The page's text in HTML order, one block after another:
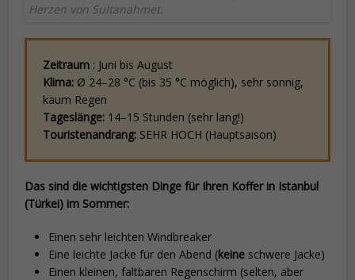
Herzen von Sultanahmet.
Zeitraum : Juni bis August
Klima: Ø 24–28 °C (bis 35 °C möglich), sehr sonnig,
kaum Regen
Tageslänge: 14–15 Stunden (sehr lang!)
Touristenandrang: SEHR HOCH (Hauptsaison)
Das sind die wichtigsten Dinge für Ihren Koffer in Istanbul
(Türkei) im Sommer:
Einen sehr leichten Windbreaker
Eine leichte Jacke für den Abend (keine schwere Jacke)
Einen kleinen, faltbaren Regenschirm (selten, aber